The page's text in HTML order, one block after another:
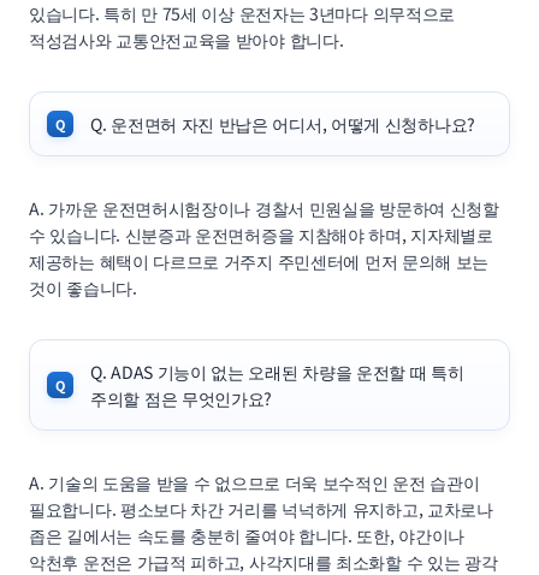
있습니다. 특히 만 75세 이상 운전자는 3년마다 의무적으로
적성검사와 교통안전교육을 받아야 합니다.
Q. 운전면허 자진 반납은 어디서, 어떻게 신청하나요?
A. 가까운 운전면허시험장이나 경찰서 민원실을 방문하여 신청할
수 있습니다. 신분증과 운전면허증을 지참해야 하며, 지자체별로
제공하는 혜택이 다르므로 거주지 주민센터에 먼저 문의해 보는
것이 좋습니다.
Q. ADAS 기능이 없는 오래된 차량을 운전할 때 특히
주의할 점은 무엇인가요?
A. 기술의 도움을 받을 수 없으므로 더욱 보수적인 운전 습관이
필요합니다. 평소보다 차간 거리를 넉넉하게 유지하고, 교차로나
좁은 길에서는 속도를 충분히 줄여야 합니다. 또한, 야간이나
악천후 운전은 가급적 피하고, 사각지대를 최소화할 수 있는 광각